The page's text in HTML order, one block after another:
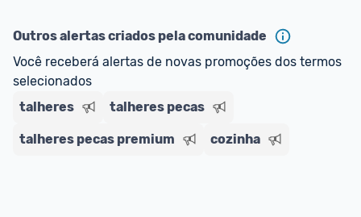
E lembre-se: você sempre pode contar ajuda da
comunidade para tirar dúvidas ou acionar os
nossos Admins marcando
comentário ou através do Fale com o Promobit.
Outros alertas criados pela comunidade
Você receberá alertas de novas promoções dos termos
selecionados
talheres
talheres pecas
talheres pecas premium cozinha